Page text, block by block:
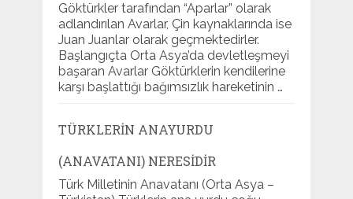
Göktürkler tarafından “Aparlar” olarak
adlandırılan Avarlar, Çin kaynaklarında ise
Juan Juanlar olarak geçmektedirler.
Başlangıçta Orta Asya’da devletleşmeyi
başaran Avarlar Göktürklerin kendilerine
karşı başlattığı bağımsızlık hareketinin …
TÜRKLERIN ANAYURDU
(ANAVATANI) NERESIDIR
Türk Milletinin Anavatanı (Orta Asya –